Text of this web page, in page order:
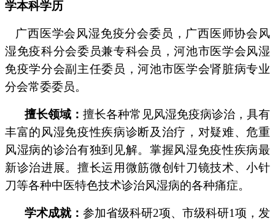
学本科学历
广西医学会风湿免疫分会委员，广西医师协会风
湿免疫科分会委员兼专科会员，河池市医学会风湿
免疫学分会副主任委员，河池市医学会肾脏病专业
分会常委委员。
擅长领域：擅长各种常见风湿免疫病诊治，具有
丰富的风湿免疫性疾病诊断及治疗，对疑难、危重
风湿病的诊治有独到见解。掌握风湿免疫性疾病最
新诊治进展。擅长运用微筋微创针刀镜技术、小针
刀等各种中医特色技术诊治风湿病的各种痛症。
学术成就： 参加省级科研2项、市级科研1项，发